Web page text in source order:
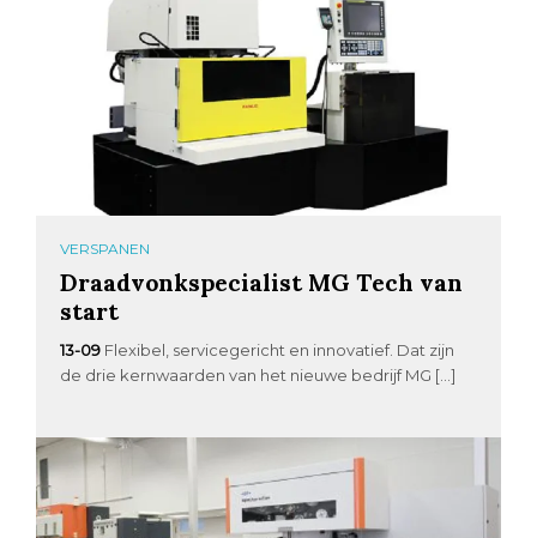
VERSPANEN
Draadvonkspecialist MG Tech van
start
13-09 Flexibel, servicegericht en innovatief. Dat zijn
de drie kernwaarden van het nieuwe bedrijf MG […]